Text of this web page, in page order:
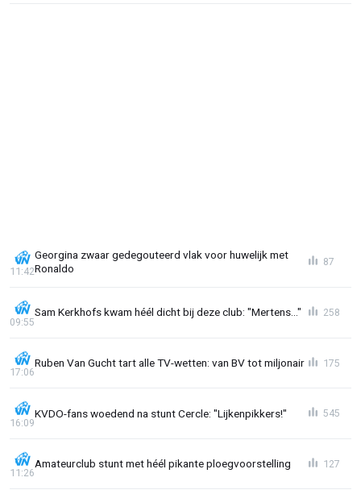
Georgina zwaar gedegouteerd vlak voor huwelijk met
Ronaldo
11:42
87
Sam Kerkhofs kwam héél dicht bij deze club: "Mertens..."
09:55
258
Ruben Van Gucht tart alle TV-wetten: van BV tot miljonair
17:06
175
KVDO-fans woedend na stunt Cercle: "Lijkenpikkers!"
16:09
545
Amateurclub stunt met héél pikante ploegvoorstelling
11:26
127